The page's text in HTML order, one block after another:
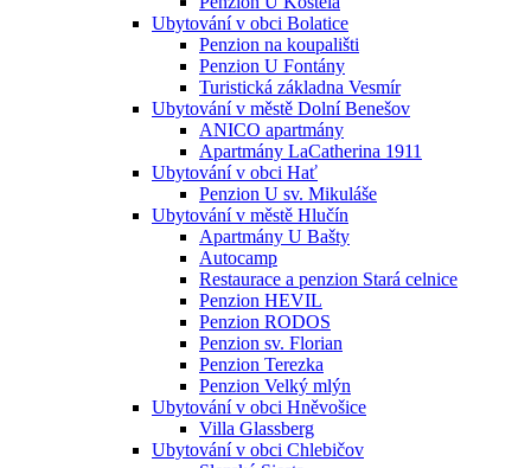
Ubytování v obci Bolatice
Penzion na koupališti
Penzion U Fontány
Turistická základna Vesmír
Ubytování v městě Dolní Benešov
ANICO apartmány
Apartmány LaCatherina 1911
Ubytování v obci Hať
Penzion U sv. Mikuláše
Ubytování v městě Hlučín
Apartmány U Bašty
Autocamp
Restaurace a penzion Stará celnice
Penzion HEVIL
Penzion RODOS
Penzion sv. Florian
Penzion Terezka
Penzion Velký mlýn
Ubytování v obci Hněvošice
Villa Glassberg
Ubytování v obci Chlebičov